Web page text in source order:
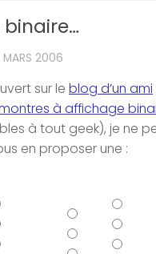
MARS 2006
sur le blog d’un ami
à affichage
à tout geek), je ne
en proposer une :